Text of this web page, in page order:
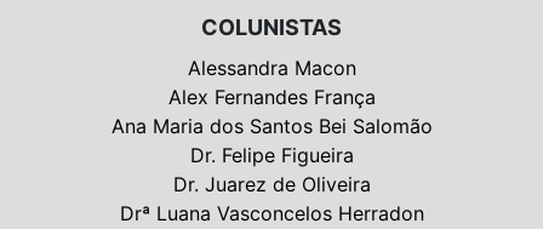
COLUNISTAS
Alessandra Macon
Alex Fernandes França
Ana Maria dos Santos Bei Salomão
Dr. Felipe Figueira
Dr. Juarez de Oliveira
Drª Luana Vasconcelos Herradon